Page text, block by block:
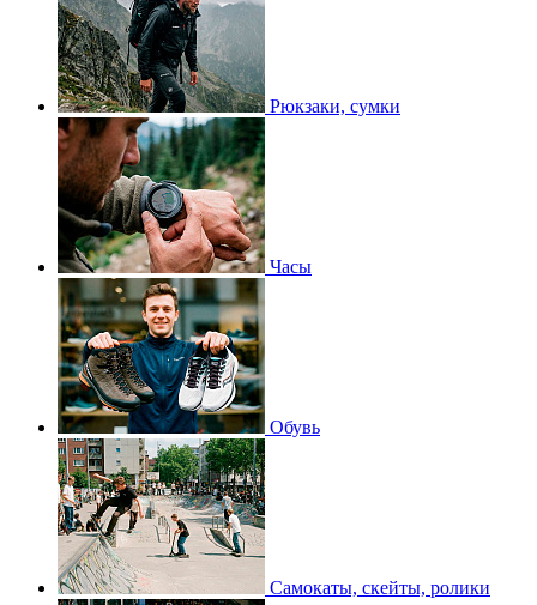
Рюкзаки, сумки
Часы
Обувь
Самокаты, скейты, ролики